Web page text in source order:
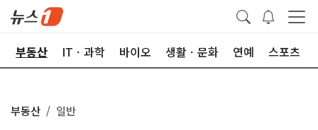
부동산 ITㆍ과학 바이오 생활ㆍ문화 연예 스포츠
부동산 일반